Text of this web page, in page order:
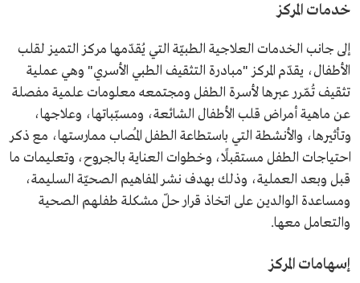
خدمات المركز
إلى جانب الخدمات العلاجية الطبيّة التي يُقدّمها مركز التميز لقلب
الأطفال، يقدّم المركز "مبادرة التثقيف الطبي الأسري" وهي عملية
تثقيف تُمّرر عبرها لأسرة الطفل ومجتمعه معلومات علمية مفصلة
عن ماهية أمراض قلب الأطفال الشائعة، ومسبّباتها، وعلاجها،
وتأثيرها، والأنشطة التي باستطاعة الطفل المُصاب ممارستها، مع ذكر
احتياجات الطفل مستقبلًا، وخطوات العناية بالجروح، وتعليمات ما
قبل وبعد العملية، وذلك بهدف نشر المفاهيم الصحيّة السليمة،
ومساعدة الوالدين على اتخاذ قرار حلّ مشكلة طفلهم الصحية
والتعامل معها.
إسهامات المركز